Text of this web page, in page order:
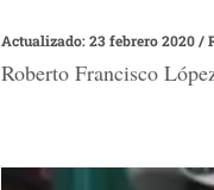
Actualizado: 23 febrero 2020/
Roberto Francisco